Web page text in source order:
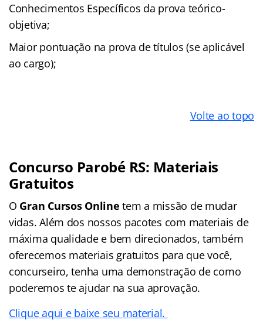
Conhecimentos Específicos da prova teórico-
objetiva;
Maior pontuação na prova de títulos (se aplicável
ao cargo);
Volte ao topo
Concurso Parobé RS: Materiais
Gratuitos
O Gran Cursos Onlinetem a missão de mudar
vidas. Além dos nossos pacotes com materiais de
máxima qualidade e bem direcionados, também
oferecemos materiais gratuitos para que você,
concurseiro, tenha uma demonstração de como
poderemos te ajudar na sua aprovação.
Clique aqui e baixe seu material.